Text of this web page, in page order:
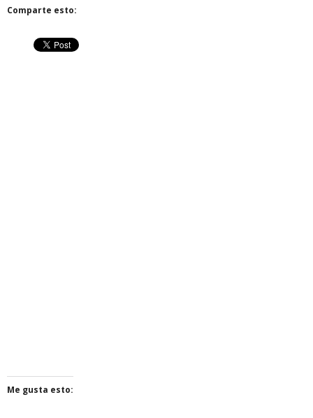
Comparte esto:
Me gusta esto: